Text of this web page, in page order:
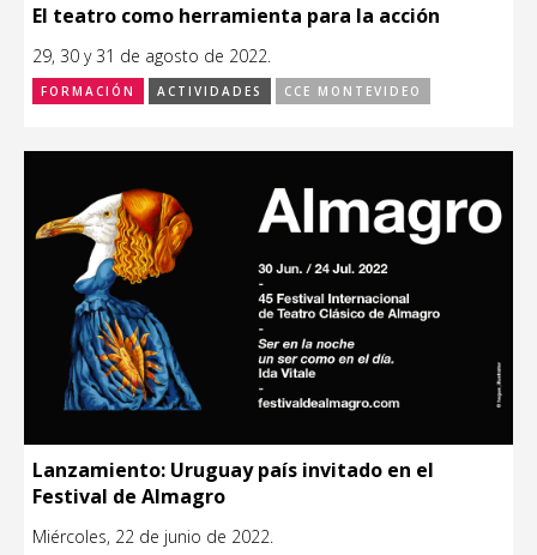
El teatro como herramienta para la acción
29, 30 y 31 de agosto de 2022.
FORMACIÓN ACTIVIDADES CCE MONTEVIDEO
Lanzamiento: Uruguay país invitado en el
Festival de Almagro
Miércoles, 22 de junio de 2022.